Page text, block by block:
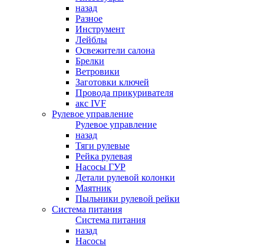
назад
Разное
Инструмент
Лейблы
Освежители салона
Брелки
Ветровики
Заготовки ключей
Провода прикуривателя
акс IVF
Рулевое управление
Рулевое управление
назад
Тяги рулевые
Рейка рулевая
Насосы ГУР
Детали рулевой колонки
Маятник
Пыльники рулевой рейки
Система питания
Система питания
назад
Насосы